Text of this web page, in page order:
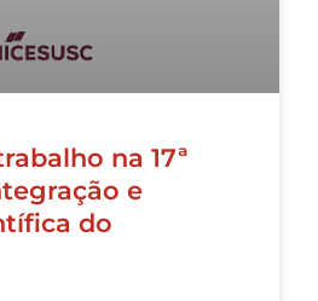
na 17ª
e
do